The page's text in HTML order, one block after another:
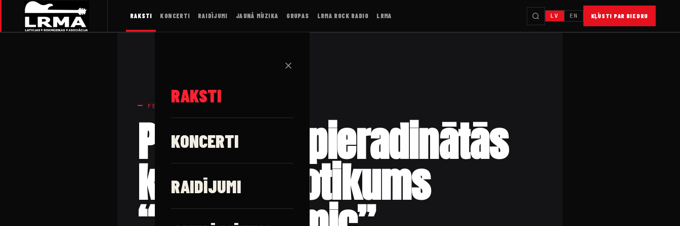
RAKSTI KONCERTI RAIDĪJUMI JAUNĀ MŪZIKA GRUPAS LRMA ROCK RADIO LRMA LV EN KĻŪSTI PAR BIEDRU
✕
RAKSTI
KONCERTI
RAIDĪJUMI
FESTIVĀLI
Pirmais nepieradinātās
kultūras notikums